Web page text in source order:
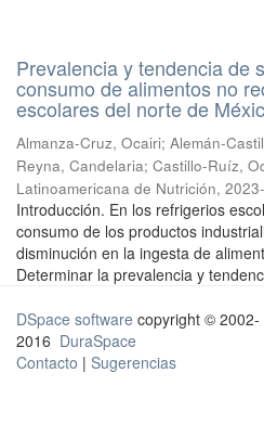
Prevalencia y tendencia de
consumo de alimentos no
escolares del norte de
Almanza-Cruz, Ocairi; Alemán-
Reyna, Candelaria; Castillo-Ruíz,
Latinoamericana de Nutrición,
Introducción. En los refrigerios
consumo de los productos
disminución en la ingesta de
Determinar la prevalencia y
DSpace software copyright © 2002-
2016 DuraSpace
Contacto | Sugerencias